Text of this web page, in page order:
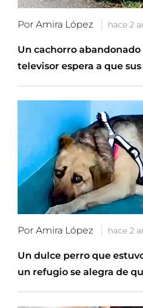
Por Amira López hace 2
Un cachorro
televisor espera a que
Por Amira López hace 2
Un dulce perro que
un refugio se alegra de